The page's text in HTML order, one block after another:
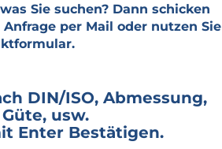
Sie suchen? Dann schicken
Anfrage per Mail oder nutzen Sie
DIN/ISO, Abmessung,
Güte, usw.
Enter Bestätigen.